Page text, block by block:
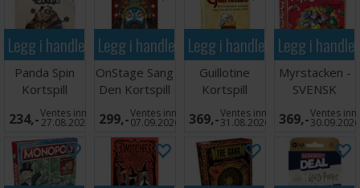
Legg i handlekurven
Panda Spin
Kortspill
234,-Ventes inn
27.08.2026
Legg i handlekurven
OnStage Sang
Den Kortspill
299,-Ventes inn
07.09.2026
Legg i handlekurven
Guillotine
Kortspill
369,-Ventes inn
31.08.2026
Legg i
Myrstacken -
SVENSK
369,-Ventes inn
30.09.2026